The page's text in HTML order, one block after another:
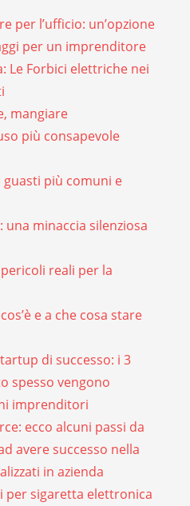
per l’ufficio: un’opzione
per un imprenditore
Le Forbici elettriche nei
mangiare
più consapevole
più comuni e
una minaccia silenziosa
reali per la
e a che cosa stare
di successo: i 3
spesso vengono
imprenditori
ecco alcuni passi da
avere successo nella
in azienda
per sigaretta elettronica